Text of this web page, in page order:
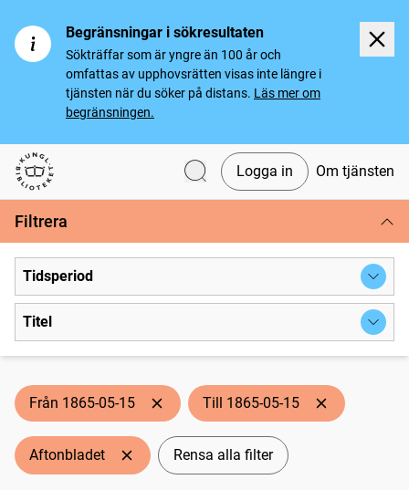
Begränsningar i sökresultaten
Sökträffar som är yngre än 100 år och
omfattas av upphovsrätten visas inte längre i
tjänsten när du söker på distans. Läs mer om
begränsningen.
Svenska tidningar
Logga in Om tjänsten
Filtrera
Tidsperiod
Titel
Från 1865-05-15 Till 1865-05-15
Aftonbladet Rensa alla filter